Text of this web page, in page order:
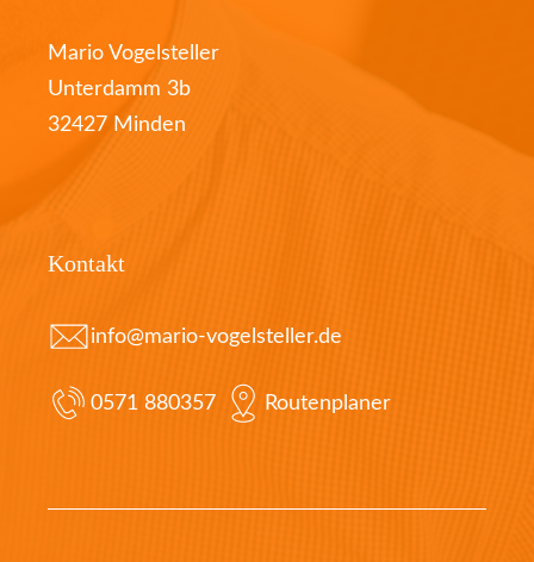
Mario Vogelsteller
Unterdamm 3b
32427 Minden
Kontakt
info@mario-vogelsteller.de
0571 880357 Routenplaner